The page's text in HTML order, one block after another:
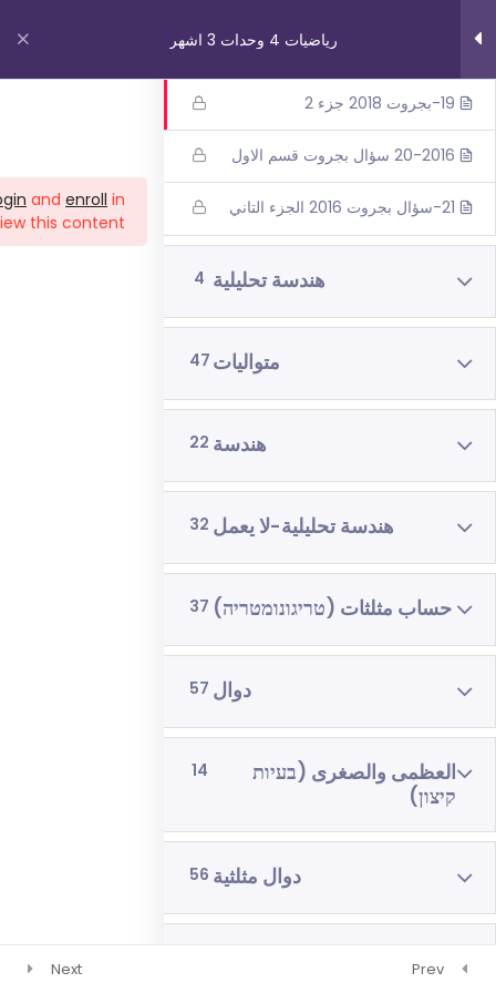
رياضيات 4 وحدات 3 اشهر
18-سؤال بجروت صيف ٢٠١٨ القسم
19-بجروت 2018 جزء 2
20-2016 سؤال بجروت قسم الاول
21-سؤال بجروت 2016 الجزء التاني
هندسة تحليلية 4
متواليات 47
هندسة 22
هندسة تحليلية-لا يعمل 32
حساب مثلثات (טריגונומטריה) 37
دوال 57
العظمى والصغرى (בעיות
קיצון)
14
دوال مثلثية 56
دوال أسية (פונקציות
מערכיות)
and enroll in
this content!
Prev
Next
روابط مهمة
من نحن
اتصل بنا
_תנאי שימוש עברית
شروط الاستخدام
بچروت 3 وحدات 1 اشهر
رياضيات 5 وحدات 3 اشهر
رياضيات 4 وحدات 3 اشهر
فيزياء 3 اشهر